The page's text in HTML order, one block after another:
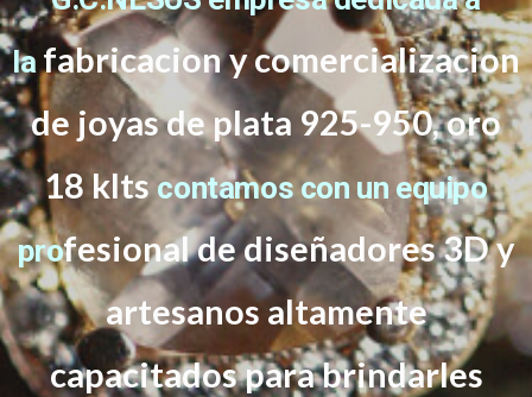
lafabricacion y comercializacion
de joyas de plata 925-950, oro
18 kltscontamos con un equipo
profesional de diseñadores 3D y
artesanos altamente
capacitadospara brindarles